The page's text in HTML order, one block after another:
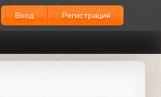
Вход Регистрация